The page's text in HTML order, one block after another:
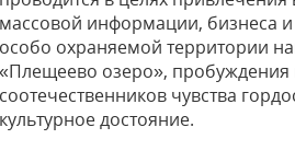
массовой информации, бизнеса
особо охраняемой территории
«Плещеево озеро», пробуждения
соотечественников чувства
культурное достояние.